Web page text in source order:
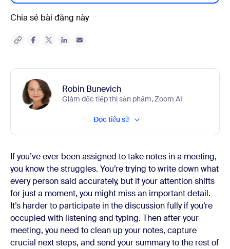
Chia sẻ bài đăng này
Robin Bunevich
Giám đốc tiếp thị sản phẩm, Zoom AI
Đọc tiểu sử
If you’ve ever been assigned to take notes in a meeting,
you know the struggles. You’re trying to write down what
every person said accurately, but if your attention shifts
for just a moment, you might miss an important detail.
It’s harder to participate in the discussion fully if you’re
occupied with listening and typing. Then after your
meeting, you need to clean up your notes, capture
crucial next steps, and send your summary to the rest of